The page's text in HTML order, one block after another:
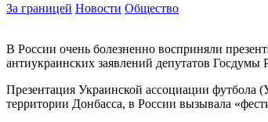
За границей Новости Общество
В России очень болезненно восприняли
антиукраинских заявлений депутатов
Презентация Украинской ассоциации
территории Донбасса, в России вызывала